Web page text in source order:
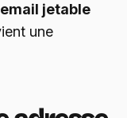
jetable
une